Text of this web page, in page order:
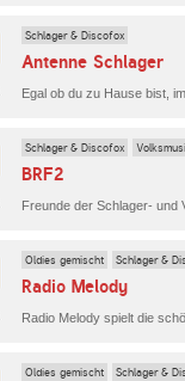
Schlager & Discofox
Antenne Schlager
Schlager & Discofox
BRF2
Oldies gemischt Schlager &
Radio Melody
Radio Melody spielt die
Oldies gemischt Schlager &